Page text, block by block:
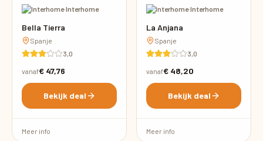
·Interhome
Bella Tierra
Spanje
3,0
vanaf€ 47,76
Bekijk deal
Meer info
·Interhome
La Anjana
Spanje
3,0
vanaf€ 48,20
Bekijk deal
Meer info